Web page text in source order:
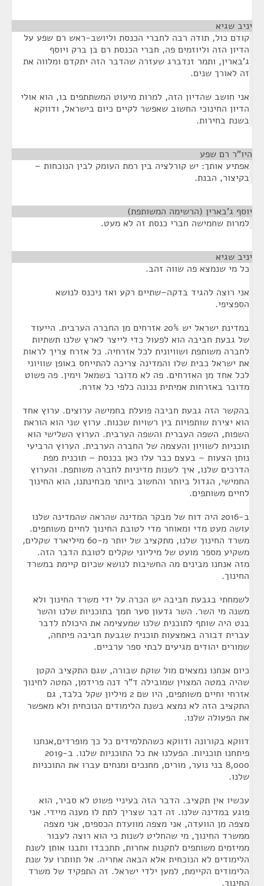
יניב שגיא
קודם כול, תודה רבה לחברי הכנסת וליושב-ראש רם שפע על
הדיון הזה וליוזמים פה, חברי הכנסת רם בן ברק ויוסף
ג'בארין, ותמר זנדברג שעזרה שהדבר הזה יתקדם ומלווה את
זה לאורך שנים.
אני חושב שהדיון הזה, למרות מיעוט המשתתפים בו, הוא אולי
הדיון החינוכי החשוב שאפשר לקיים כיום בישראל, ודווקא
בשנת בחירות.
היו"ר רם שפע
אפתיע אותך: יש קורלציה בין רמת העומק לבין הנוכחות –
בקיצור, הבנת.
יוסף ג'בארין (הרשימה המשותפת)
למרות שחמישה חברי כנסת זה לא מעט.
יניב שגיא
כל מי שנמצא פה שווה זהב.
אני רוצה להגיד בדקה–שתיים רקע ואז ניכנס לנושא
הספציפי.
במדינת ישראל יש 20% אזרחים מן החברה הערבית. הייעוד
של גבעת חביבה הוא לפעול כדי לייצר לארץ שלנו תשתיות
לחברה משותפת ושוויונית לכל אזרחיה. כל אזרח צריך לראות
את ישראל כבית שלו והמדינה צריכה להתייחס באופן שוויוני
לכל אחד מן האזרחים. פה לא מדובר בשמאל וימין. פה פשוט
מדובר באזרחות אמיתית נכונה כלפי כל אזרח.
בהקשר הזה גבעת חביבה פועלת בחמישה ערוצים. ערוץ אחד
הוא יצירת שותפויות בין רשויות שכנות. ערוץ שני הוא הוראת
השפות, השפה העברית והשפה הערבית. הערוץ השלישי הוא
תוכניות לשוויון והעצמה של החברה הערבית. הערוץ הרביעי
נותן הצעות – בעצם כבר עלו כאן בכנסת – תוכנית מפת
הדרכים שלנו, איך לשנות מדיניות לחברה משותפת. והערוץ
החמישי, הגדול ביותר והחשוב ביותר מבחינתנו, הוא החינוך
לחיים משותפים.
ב-2016 היה דוח של מבקר המדינה שהראה שהמדינה שלנו
עושה מעט מדי ומאוחר מדי לטובת החינוך לחיים משותפים.
משרד החינוך שלנו, מתקציב של יותר מ-60 מיליארד שקלים,
משקיע מספר מועט של מיליוני שקלים לטובת הדבר הזה.
מזה אנחנו מבינים מה החשיבות לנושא שכיום קיימת במשרד
החינוך.
לשמחתי בגבעת חביבה יש הכרה על ידי משרד החינוך ולא
משנה מי השר. השר גדעון סער תמך בתוכניות שלנו והשר
בנט היה שותף לתוכנית שלנו שמעצימה את היכולת לדבר
עברית דבורה באמצעות תוכנית שגבעת חביבה פיתחה,
שמורים יהודים מגיעים לבתי ספר ערביים.
כיום אנחנו נמצאים מול שוקת שבורה, שגם התקציב הקטן
שהיה במטה המצוין שמובילה ד"ר דנה פרידמן, המטה לחינוך
אזרחי וחיים משותפים, היו שם 2 מיליון שקל בלבד, גם
התקציב הזה לא נמצא בשנת הלימודים הנוכחית ולא מאפשר
את הפעולה שלנו.
דווקא בקורונה ודווקא כשהתלמידים כל כך מופרדים,אנחנו
פיתחנו תוכניות. הפעלנו את כל התוכניות שלנו. ב-2019
8,000 בני נוער, מורים, מחנכים ומנחים עברו את התוכניות
שלנו.
עכשיו אין תקציב. הדבר הזה בעיניי פשוט לא סביר, הוא
פוגע במדינה שלנו. זה דבר שצריך לתת לו מענה מיידי. אני
מצפה מן הוועדה, אני מצפה מוועדת הכספים, אני מצפה
ממשרד החינוך, מי שהחליט לשנות כי הוא רוצה לעבור
ממיזמים משותפים לתקנות אחרות, תתכבדו ותבנו אותן לשנת
הלימודים לא הנוכחית אלא הבאה אחריה. אל תוותרו על שנת
הלימודים הקיימת, למען ילדי ישראל. זה התפקיד של משרד
החינוך.